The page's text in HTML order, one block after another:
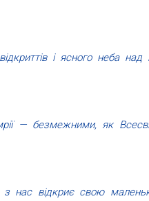
і ясного неба
— безмежними, як
нас відкриє свою